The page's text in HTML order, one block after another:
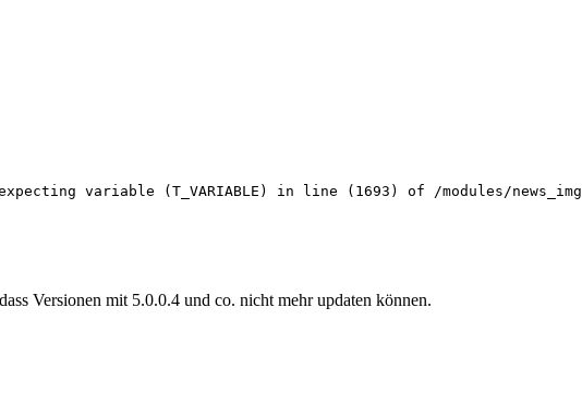
variable (T_VARIABLE) in line (1693) of /modules/
Versionen mit 5.0.0.4 und co. nicht mehr updaten können.